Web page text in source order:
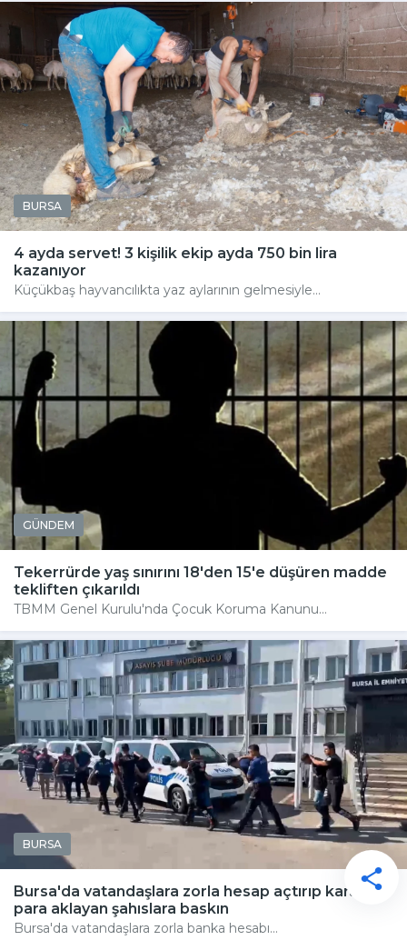
BURSA
4 ayda servet! 3 kişilik ekip ayda 750 bin lira
kazanıyor
Küçükbaş hayvancılıkta yaz aylarının gelmesiyle...
GÜNDEM
Tekerrürde yaş sınırını 18'den 15'e düşüren madde
tekliften çıkarıldı
TBMM Genel Kurulu'nda Çocuk Koruma Kanunu...
BURSA
Bursa'da vatandaşlara zorla hesap açtırıp kara
para aklayan şahıslara baskın
Bursa'da vatandaşlara zorla banka hesabı...